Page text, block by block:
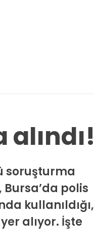
soruşturma
polis
kullanıldığı,
alıyor. İşte